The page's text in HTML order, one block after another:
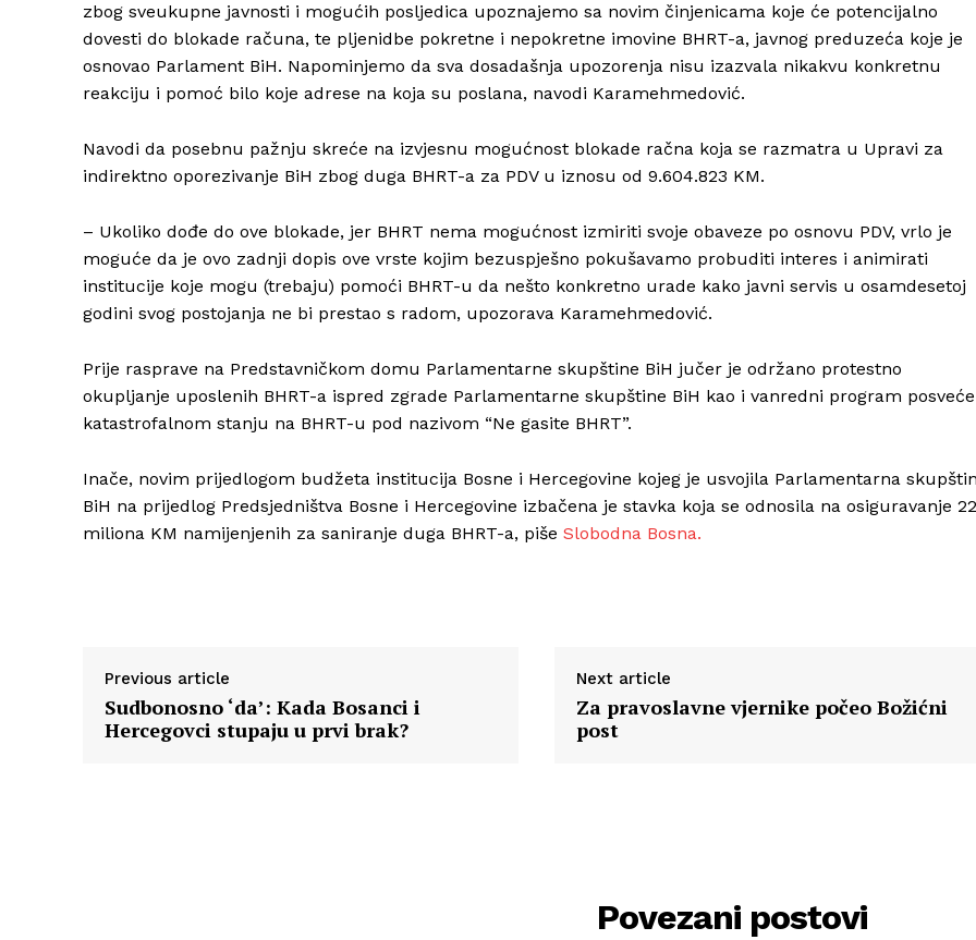
zbog sveukupne javnosti i mogućih posljedica upoznajemo sa novim činjenicama koje će potencijalno
dovesti do blokade računa, te pljenidbe pokretne i nepokretne imovine BHRT-a, javnog preduzeća koje je
osnovao Parlament BiH. Napominjemo da sva dosadašnja upozorenja nisu izazvala nikakvu konkretnu
reakciju i pomoć bilo koje adrese na koja su poslana, navodi Karamehmedović.
Navodi da posebnu pažnju skreće na izvjesnu mogućnost blokade račna koja se razmatra u Upravi za
indirektno oporezivanje BiH zbog duga BHRT-a za PDV u iznosu od 9.604.823 KM.
– Ukoliko dođe do ove blokade, jer BHRT nema mogućnost izmiriti svoje obaveze po osnovu PDV, vrlo je
moguće da je ovo zadnji dopis ove vrste kojim bezuspješno pokušavamo probuditi interes i animirati
institucije koje mogu (trebaju) pomoći BHRT-u da nešto konkretno urade kako javni servis u osamdesetoj
godini svog postojanja ne bi prestao s radom, upozorava Karamehmedović.
Prije rasprave na Predstavničkom domu Parlamentarne skupštine BiH jučer je održano protestno
okupljanje uposlenih BHRT-a ispred zgrade Parlamentarne skupštine BiH kao i vanredni program
katastrofalnom stanju na BHRT-u pod nazivom “Ne gasite BHRT”.
Inače, novim prijedlogom budžeta institucija Bosne i Hercegovine kojeg je usvojila Parlamentarna
BiH na prijedlog Predsjedništva Bosne i Hercegovine izbačena je stavka koja se odnosila na osiguravanje 22
miliona KM namijenjenih za saniranje duga BHRT-a, piše Slobodna Bosna.
Previous article
Sudbonosno ‘da’: Kada Bosanci i
Hercegovci stupaju u prvi brak?
Next article
Za pravoslavne vjernike počeo Božićni
post
Povezani postovi